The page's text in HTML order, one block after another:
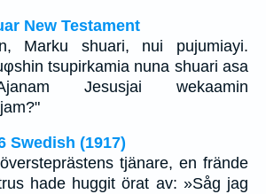
New Testament
Marku shuari, nui pujumiayi.
tsupirkamia nuna shuari asa
Jesusjai wekaamin
Swedish (1917)
tjänare, en frände
hade huggit örat av: »Såg jag